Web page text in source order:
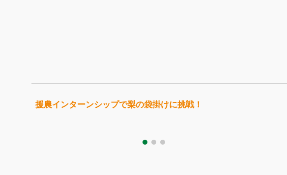
援農インターンシップで梨の袋掛けに挑戦！